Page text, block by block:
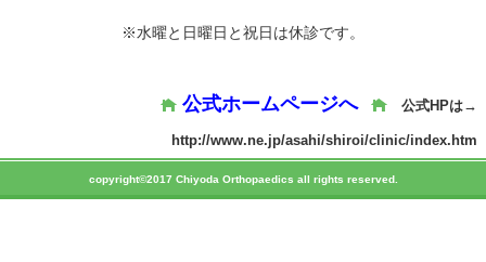
※水曜と日曜日と祝日は休診です。
公式ホームページへ 公式HPは→
http://www.ne.jp/asahi/shiroi/clinic/index.htm
copyright©2017 Chiyoda Orthopaedics all rights reserved.